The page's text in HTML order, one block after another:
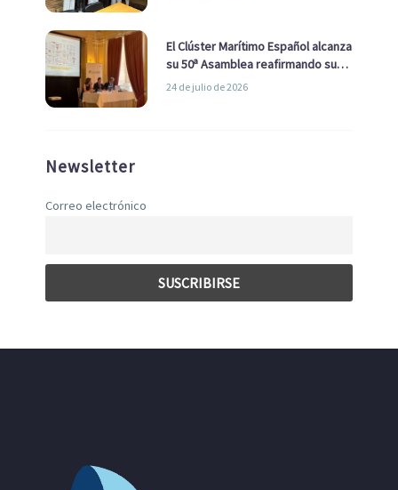
El Clúster Marítimo Español alcanza
su 50ª Asamblea reafirmando su
liderazgo en la Economía Azul
24 de julio de 2026
Newsletter
Correo electrónico